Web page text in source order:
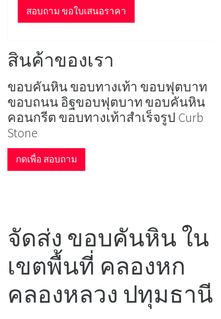
สอบถาม ขอใบเสนอราคา
สินค้าของเรา
ขอบคันหิน ขอบทางเท้า ขอบฟุตบาท
ขอบถนน อิฐขอบฟุตบาท ขอบคันหิน
คอนกรีต ขอบทางเท้าสำเร็จรูป Curb
Stone
กดเพื่อ สอบถาม
จัดส่ง ขอบคันหิน ใน
เขตพื้นที่ คลองหก
คลองหลวง ปทุมธานี